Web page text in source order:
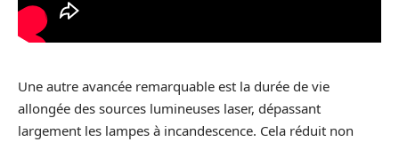
Une autre avancée remarquable est la durée de vie
allongée des sources lumineuses laser, dépassant
largement les lampes à incandescence. Cela réduit non